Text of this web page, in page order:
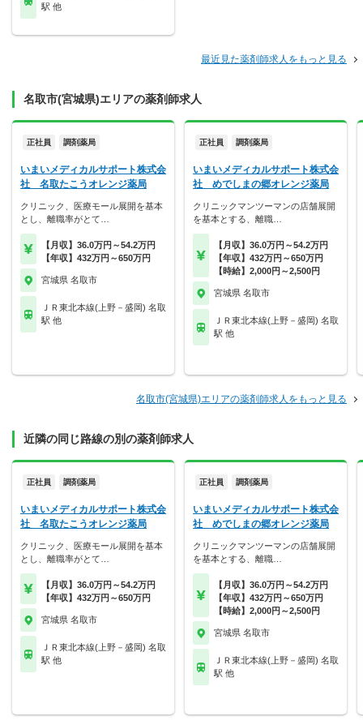
駅 他
最近見た薬剤師求人をもっと見る
名取市(宮城県)エリアの薬剤師求人
正社員 調剤薬局
いまいメディカルサポート株式会
社 名取たこうオレンジ薬局
クリニック、医療モール展開を基本
とし、離職率がとて…
【月収】36.0万円～54.2万円
【年収】432万円～650万円
宮城県 名取市
ＪＲ東北本線(上野－盛岡) 名取
駅 他
正社員 調剤薬局
いまいメディカルサポート株式会
社 めでしまの郷オレンジ薬局
クリニックマンツーマンの店舗展開
を基本とする、離職…
【月収】36.0万円～54.2万円
【年収】432万円～650万円
【時給】2,000円～2,500円
宮城県 名取市
ＪＲ東北本線(上野－盛岡) 名取
駅 他
名取市(宮城県)エリアの薬剤師求人をもっと見る
近隣の同じ路線の別の薬剤師求人
正社員 調剤薬局
いまいメディカルサポート株式会
社 名取たこうオレンジ薬局
クリニック、医療モール展開を基本
とし、離職率がとて…
【月収】36.0万円～54.2万円
【年収】432万円～650万円
宮城県 名取市
ＪＲ東北本線(上野－盛岡) 名取
駅 他
正社員 調剤薬局
いまいメディカルサポート株式会
社 めでしまの郷オレンジ薬局
クリニックマンツーマンの店舗展開
を基本とする、離職…
【月収】36.0万円～54.2万円
【年収】432万円～650万円
【時給】2,000円～2,500円
宮城県 名取市
ＪＲ東北本線(上野－盛岡) 名取
駅 他